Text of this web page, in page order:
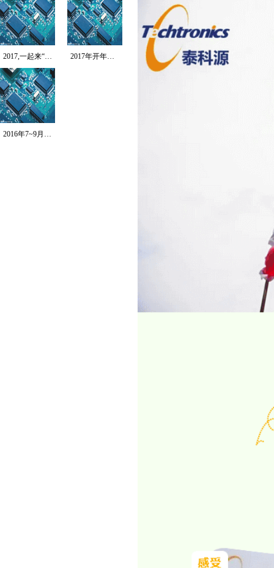
2017,一起来“北... 2017年开年第一跑...
2016年7~9月T...